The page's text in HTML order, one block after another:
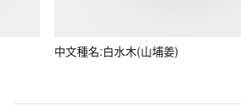
中文種名:白水木(山埔姜)